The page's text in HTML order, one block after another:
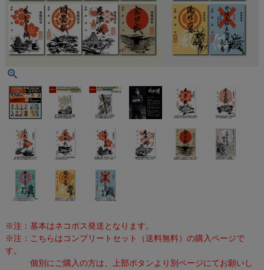
※注：基本はネコポス発送となります。
※注：こちらはコンプリートセット（送料無料）の購入ページで
す。
個別にご購入の方は、上部ボタンより別ページにてお願いし